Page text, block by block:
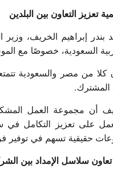
تعزيز التعاون بين البلدين
بندر إبراهيم الخريف،
السعودية، خصوصًا مع
كلا من مصر والسعودية
المشترك.
أن مجموعة العمل
على تعزيز التكامل في
حقيقية تسهم في توفير
تعاون سلاسل الإمداد بين